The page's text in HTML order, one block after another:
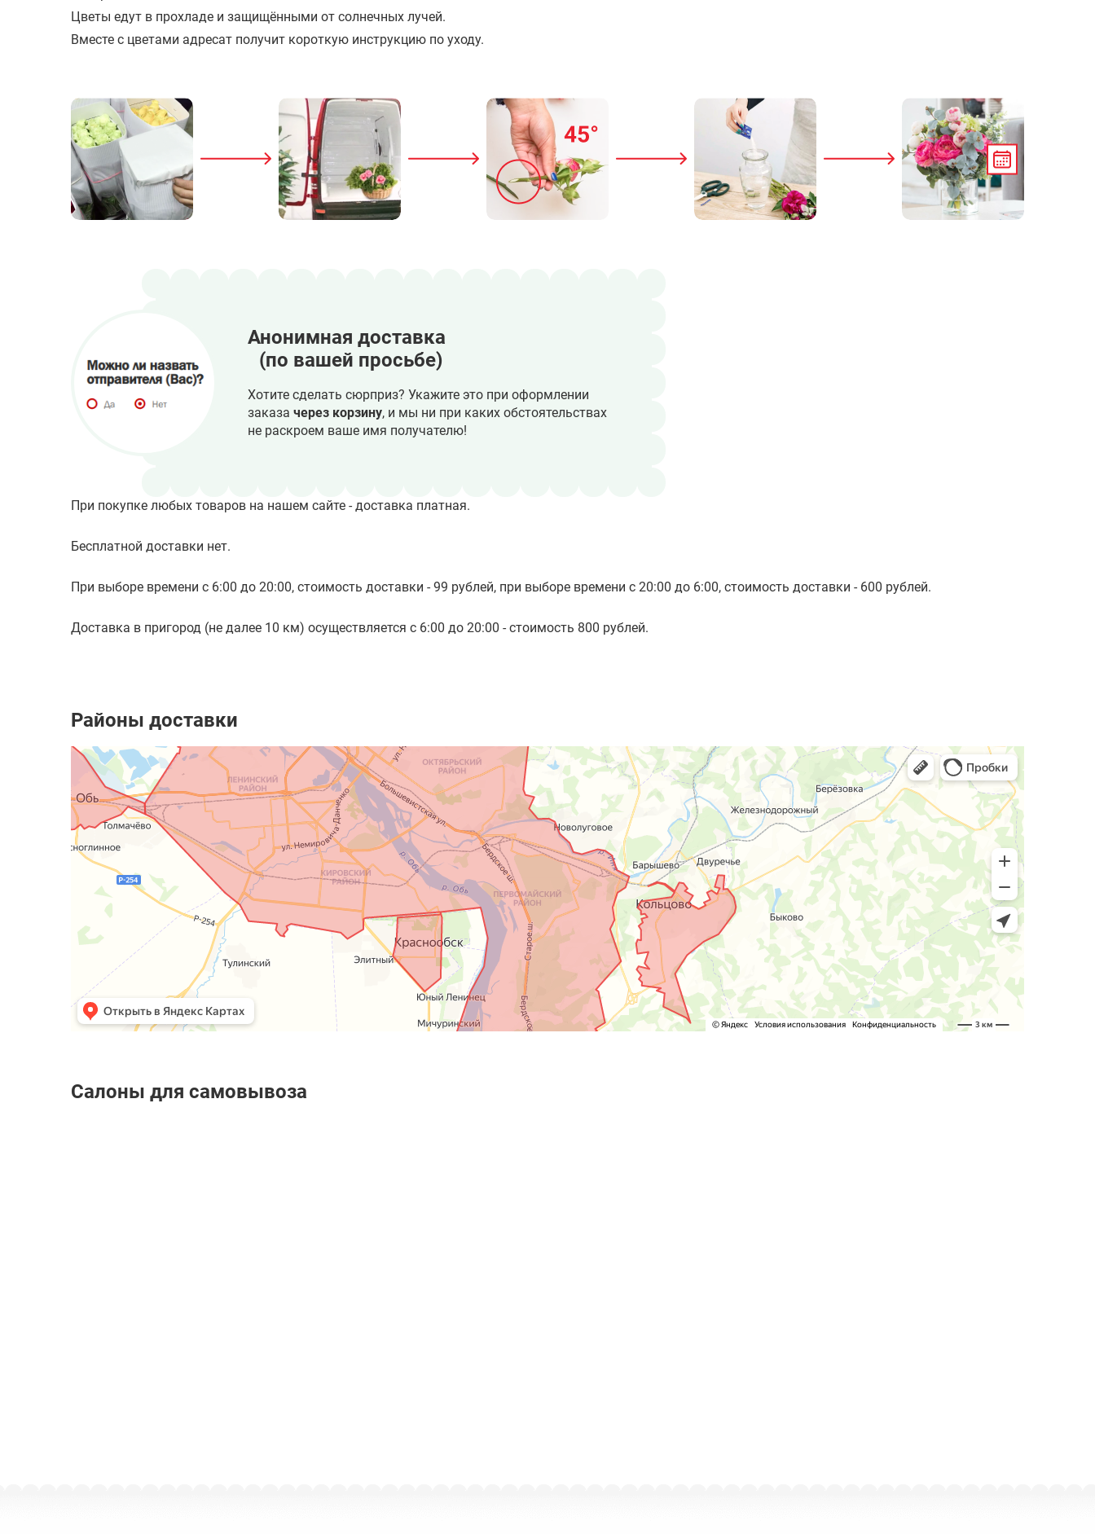
Цветы едут в прохладе и защищёнными от солнечных лучей.
Вместе с цветами адресат получит короткую инструкцию по уходу.
Анонимная доставка
(по вашей просьбе)
Хотите сделать сюрприз? Укажите это при оформлении
заказа через корзину, и мы ни при каких обстоятельствах
не раскроем ваше имя получателю!
При покупке любых товаров на нашем сайте - доставка платная.
Бесплатной доставки нет.
При выборе времени с 6:00 до 20:00, стоимость доставки - 99 рублей, при выборе времени с 20:00 до 6:00, стоимость доставки - 600 рублей.
Доставка в пригород (не далее 10 км) осуществляется с 6:00 до 20:00 - стоимость 800 рублей.
Районы доставки
Салоны для самовывоза